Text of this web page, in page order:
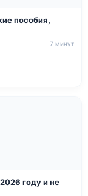
пособия,
7 минут
году и не